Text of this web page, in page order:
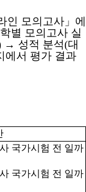
인 모의고사 」 에
별 모의고사 실
→ 성적 분석(대
에서 평가 결과
국가시험 전 일까
국가시험 전 일까